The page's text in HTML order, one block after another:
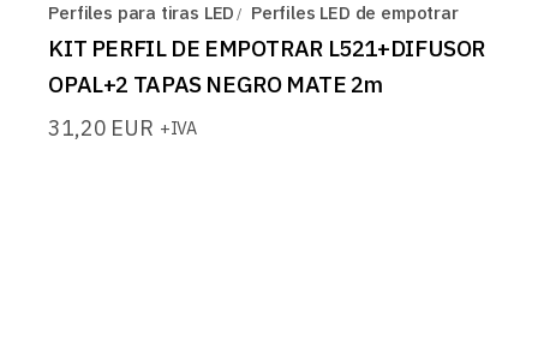
Perfiles para tiras LED Perfiles LED de empotrar
KIT PERFIL DE EMPOTRAR L521+DIFUSOR
OPAL+2 TAPAS NEGRO MATE 2m
31,20 EUR +IVA